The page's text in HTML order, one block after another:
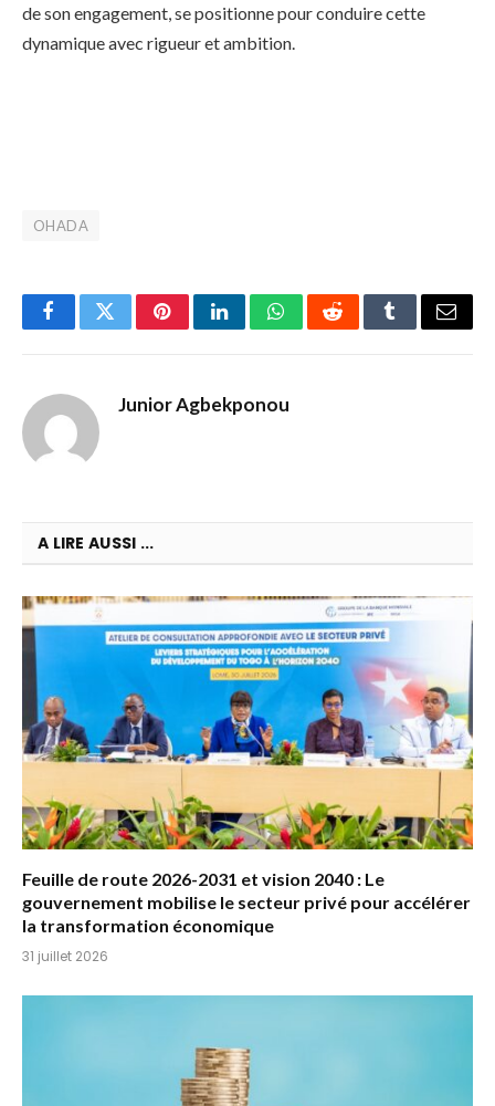
de son engagement, se positionne pour conduire cette
dynamique avec rigueur et ambition.
OHADA
FacebookTwitterPinterestLinkedInWhatsAppRedditTumblrEmail
Junior Agbekponou
A LIRE AUSSI ...
Feuille de route 2026-2031 et vision 2040 : Le
gouvernement mobilise le secteur privé pour accélérer
la transformation économique
31 juillet 2026